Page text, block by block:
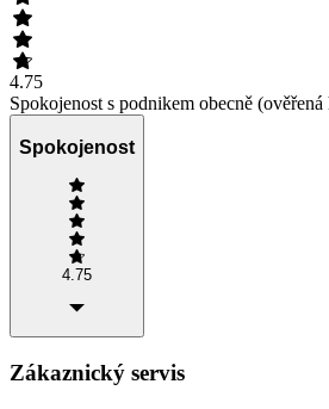
4.75
Spokojenost s podnikem obecně (ověřená
Spokojenost
4.75
Zákaznický servis